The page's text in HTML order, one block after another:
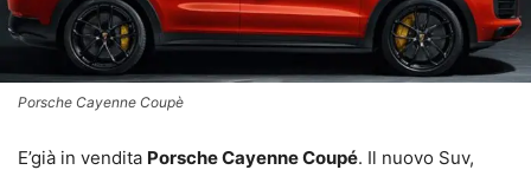
Porsche Cayenne Coupè
E’già in vendita Porsche Cayenne Coupé. Il nuovo Suv,